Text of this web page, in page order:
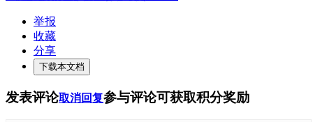
举报
收藏
分享
下载本文档
发表评论取消回复参与评论可获取积分奖励